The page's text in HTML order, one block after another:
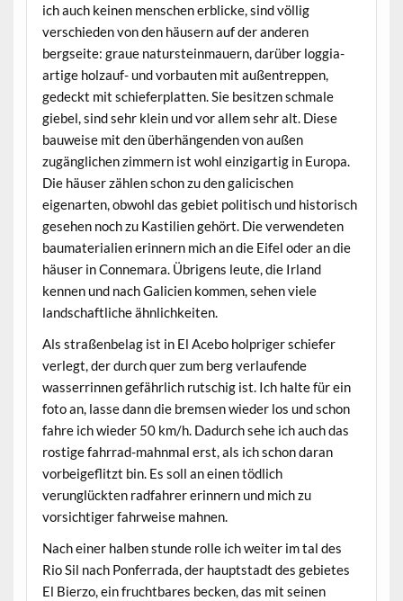
ich auch keinen menschen erblicke, sind völlig
verschieden von den häusern auf der anderen
bergseite: graue natursteinmauern, darüber loggia-
artige holzauf- und vorbauten mit außentreppen,
gedeckt mit schieferplatten. Sie besitzen schmale
giebel, sind sehr klein und vor allem sehr alt. Diese
bauweise mit den überhängenden von außen
zugänglichen zimmern ist wohl einzigartig in Europa.
Die häuser zählen schon zu den galicischen
eigenarten, obwohl das gebiet politisch und historisch
gesehen noch zu Kastilien gehört. Die verwendeten
baumaterialien erinnern mich an die Eifel oder an die
häuser in Connemara. Übrigens leute, die Irland
kennen und nach Galicien kommen, sehen viele
landschaftliche ähnlichkeiten.
Als straßenbelag ist in El Acebo holpriger schiefer
verlegt, der durch quer zum berg verlaufende
wasserrinnen gefährlich rutschig ist. Ich halte für ein
foto an, lasse dann die bremsen wieder los und schon
fahre ich wieder 50 km/h. Dadurch sehe ich auch das
rostige fahrrad-mahnmal erst, als ich schon daran
vorbeigeflitzt bin. Es soll an einen tödlich
verunglückten radfahrer erinnern und mich zu
vorsichtiger fahrweise mahnen.
Nach einer halben stunde rolle ich weiter im tal des
Rio Sil nach Ponferrada, der hauptstadt des gebietes
El Bierzo, ein fruchtbares becken, das mit seinen